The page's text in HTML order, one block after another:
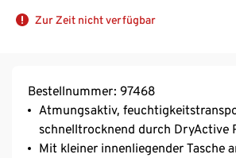
Zur Zeit nicht verfügbar
Bestellnummer: 97468
Atmungsaktiv,
schnelltrocknend durch DryActive
Mit kleiner innenliegender Tasche